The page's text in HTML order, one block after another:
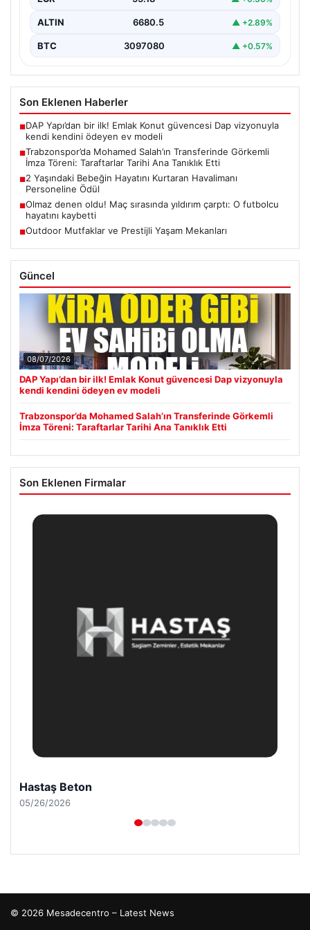
ALTIN 6680.5 ▲ +2.89%
BTC 3097080 ▲ +0.57%
Son Eklenen Haberler
■DAP Yapı’dan bir ilk! Emlak Konut güvencesi Dap vizyonuyla
kendi kendini ödeyen ev modeli
■Trabzonspor’da Mohamed Salah’ın Transferinde Görkemli
İmza Töreni: Taraftarlar Tarihi Ana Tanıklık Etti
■2 Yaşındaki Bebeğin Hayatını Kurtaran Havalimanı
Personeline Ödül
■Olmaz denen oldu! Maç sırasında yıldırım çarptı: O futbolcu
hayatını kaybetti
■Outdoor Mutfaklar ve Prestijli Yaşam Mekanları
Güncel
08/07/2026
DAP Yapı’dan bir ilk! Emlak Konut güvencesi Dap vizyonuyla
kendi kendini ödeyen ev modeli
Trabzonspor’da Mohamed Salah’ın Transferinde Görkemli
İmza Töreni: Taraftarlar Tarihi Ana Tanıklık Etti
Son Eklenen Firmalar
Hastaş Beton
05/26/2026
© 2026 Mesadecentro – Latest News